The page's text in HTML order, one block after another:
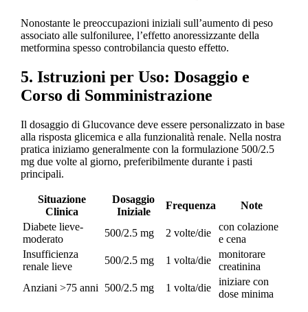
Nonostante le preoccupazioni iniziali sull’aumento di peso
associato alle sulfoniluree, l’effetto anoressizzante della
metformina spesso controbilancia questo effetto.
5. Istruzioni per Uso: Dosaggio e
Corso di Somministrazione
Il dosaggio di Glucovance deve essere personalizzato in base
alla risposta glicemica e alla funzionalità renale. Nella nostra
pratica iniziamo generalmente con la formulazione 500/2.5
mg due volte al giorno, preferibilmente durante i pasti
principali.
Situazione
Clinica
Dosaggio
Iniziale
Frequenza
Note
Diabete lieve-
moderato
500/2.5 mg 2 volte/die
con colazione
e cena
Insufficienza
renale lieve
500/2.5 mg 1 volta/die
monitorare
creatinina
Anziani >75 anni
500/2.5 mg 1 volta/die
iniziare con
dose minima